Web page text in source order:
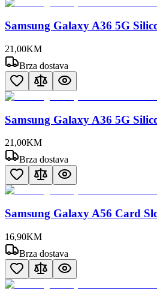
Samsung Galaxy A36 5G
21 ,00KM
Brza dostava
Samsung Galaxy A36 5G
21,00KM
Brza dostava
Samsung Galaxy A56 Card
16,90KM
Brza dostava